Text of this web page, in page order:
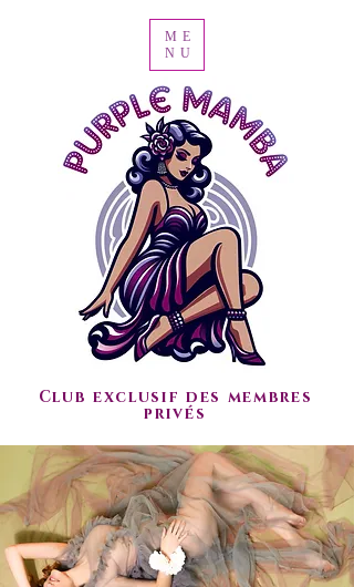
Club exclusif des membres
privés
ME
NU